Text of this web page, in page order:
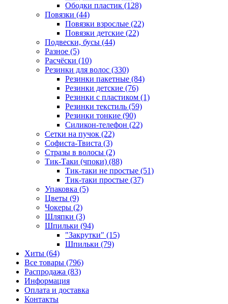
Ободки пластик (128)
Повязки (44)
Повязки взрослые (22)
Повязки детские (22)
Подвески, бусы (44)
Разное (5)
Расчёски (10)
Резинки для волос (330)
Резинки пакетные (84)
Резинки детские (76)
Резинки с пластиком (1)
Резинки текстиль (59)
Резинки тонкие (90)
Силикон-телефон (22)
Сетки на пучок (22)
Софиста-Твиста (3)
Стразы в волосы (2)
Тик-Таки (чпоки) (88)
Тик-таки не простые (51)
Тик-таки простые (37)
Упаковка (5)
Цветы (9)
Чокеры (2)
Шляпки (3)
Шпильки (94)
"Закрутки" (15)
Шпильки (79)
Хиты (64)
Все товары (796)
Распродажа (83)
Информация
Оплата и доставка
Контакты